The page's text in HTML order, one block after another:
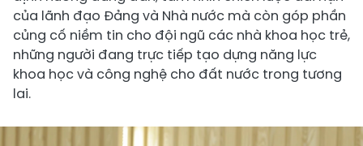
của lãnh đạo Đảng và Nhà nước mà còn góp phần
củng cố niềm tin cho đội ngũ các nhà khoa học trẻ,
những người đang trực tiếp tạo dựng năng lực
khoa học và công nghệ cho đất nước trong tương
lai.